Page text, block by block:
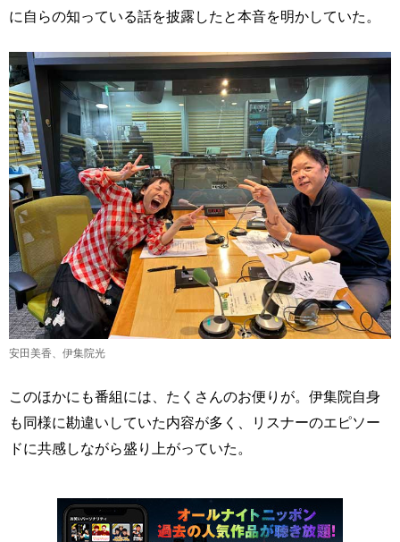
に自らの知っている話を披露したと本音を明かしていた。
安田美香、伊集院光
このほかにも番組には、たくさんのお便りが。伊集院自身
も同様に勘違いしていた内容が多く、リスナーのエピソー
ドに共感しながら盛り上がっていた。